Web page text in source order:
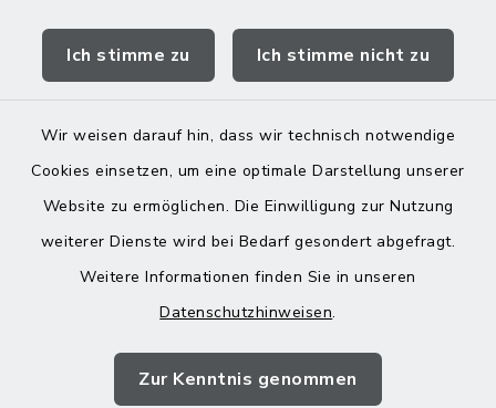
Ich stimme zu Ich stimme nicht zu
Wir weisen darauf hin, dass wir technisch notwendige
Cookies einsetzen, um eine optimale Darstellung unserer
Website zu ermöglichen. Die Einwilligung zur Nutzung
weiterer Dienste wird bei Bedarf gesondert abgefragt.
Weitere Informationen finden Sie in unseren
Datenschutzhinweisen.
Zur Kenntnis genommen
Landratsamt Mühldorf
Barrierefreiheit
Impressum